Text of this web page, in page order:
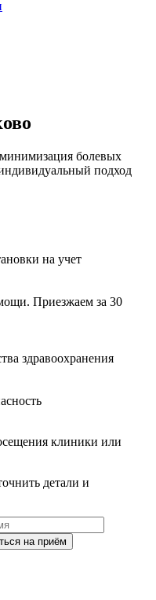
минимизация болевых
подход
на учет
Приезжаем за 30
здравоохранения
клиники или
детали и
на приём